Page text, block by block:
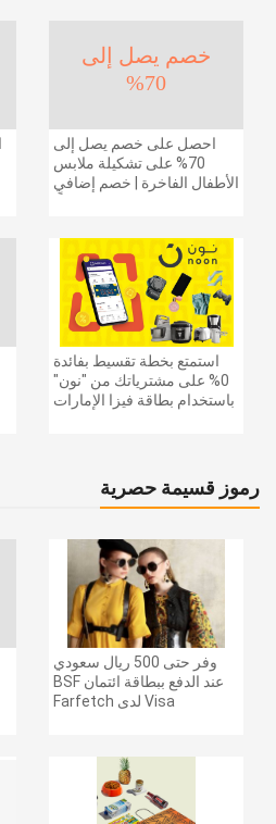
خصم يصل إلى
70%
احصل على خصم يصل إلى
70% على تشكيلة ملابس
الأطفال الفاخرة | خصم إضافي
استمتع بخطة تقسيط بفائدة
0% على مشترياتك من "نون"
باستخدام بطاقة فيزا الإمارات
رموز قسيمة حصرية
وفر حتى 500 ريال سعودي
عند الدفع ببطاقة ائتمان BSF
Visa لدى Farfetch